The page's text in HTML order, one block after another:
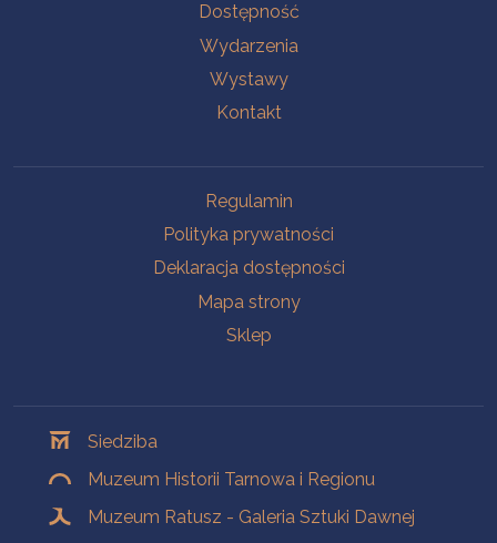
Dostępność
Wydarzenia
Wystawy
Kontakt
Regulamin
Polityka prywatności
Deklaracja dostępności
Mapa strony
Sklep
Siedziba
Muzeum Historii Tarnowa i Regionu
Muzeum Ratusz - Galeria Sztuki Dawnej